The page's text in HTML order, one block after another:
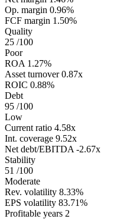
Op. margin 0.96%
FCF margin 1.50%
Quality
25 /100
Poor
ROA 1.27%
Asset turnover 0.87x
ROIC 0.88%
Debt
95 /100
Low
Current ratio 4.58x
Int. coverage 9.52x
Net debt/EBITDA -2.67x
Stability
51 /100
Moderate
Rev. volatility 8.33%
EPS volatility 83.71%
Profitable years 2